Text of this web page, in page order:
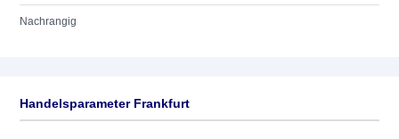
Nachrangig
Handelsparameter Frankfurt